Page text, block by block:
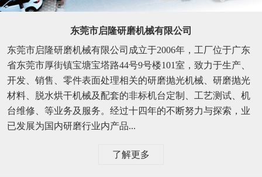
东莞市启隆研磨机械有限公司
东莞市启隆研磨机械有限公司成立于2006年，工厂位于广东
省东莞市厚街镇宝塘宝塔路44号9号楼101室，致力于生产、
开发、销售、零件表面处理相关的研磨抛光机械、研磨抛光
材料、脱水烘干机械及配套的非标机台定制、工艺测试、机
台维修、等业务及服务。经过十四年的不断努力与探索，业
已发展为国内研磨行业内产品...
了解更多